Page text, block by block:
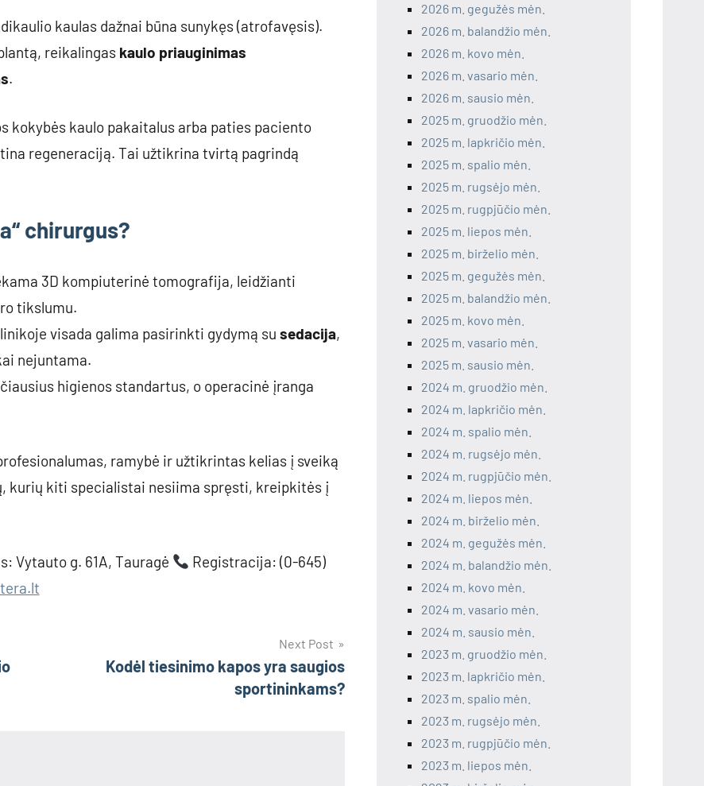
kaulas dažnai būna sunykęs (atrofavęsis).
reikalingas kaulo priauginimas
.
kokybės kaulo pakaitalus arba paties paciento
regeneraciją. Tai užtikrina tvirtą pagrindą
chirurgus?
3D kompiuterinė tomografija, leidžianti
tikslumu.
visada galima pasirinkti gydymą su sedacija,
nejuntama.
higienos standartus, o operacinė įranga
ramybė ir užtikrintas kelias į sveiką
kurių kiti specialistai nesiima spręsti, kreipkitės į
Vytauto g. 61A, Tauragė
Registracija: (0-645)
Next Post
Kodėl tiesinimo kapos yra saugios
sportininkams?
2026 m. gegužės mėn.
2026 m. balandžio mėn.
2026 m. kovo mėn.
2026 m. vasario mėn.
2026 m. sausio mėn.
2025 m. gruodžio mėn.
2025 m. lapkričio mėn.
2025 m. spalio mėn.
2025 m. rugsėjo mėn.
2025 m. rugpjūčio mėn.
2025 m. liepos mėn.
2025 m. birželio mėn.
2025 m. gegužės mėn.
2025 m. balandžio mėn.
2025 m. kovo mėn.
2025 m. vasario mėn.
2025 m. sausio mėn.
2024 m. gruodžio mėn.
2024 m. lapkričio mėn.
2024 m. spalio mėn.
2024 m. rugsėjo mėn.
2024 m. rugpjūčio mėn.
2024 m. liepos mėn.
2024 m. birželio mėn.
2024 m. gegužės mėn.
2024 m. balandžio mėn.
2024 m. kovo mėn.
2024 m. vasario mėn.
2024 m. sausio mėn.
2023 m. gruodžio mėn.
2023 m. lapkričio mėn.
2023 m. spalio mėn.
2023 m. rugsėjo mėn.
2023 m. rugpjūčio mėn.
2023 m. liepos mėn.